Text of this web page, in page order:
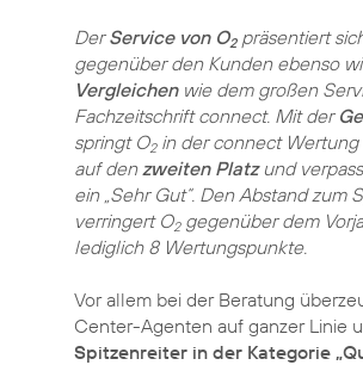
DerService von O2präsentiert
gegenüber den Kunden ebenso
Vergleichenwie dem großen
Fachzeitschrift connect. Mit der
springt O2in der connect Wertung
auf denzweiten Platzund
ein „Sehr Gut“. Den Abstand zum
verringert O2gegenüber dem
lediglich 8 Wertungspunkte.
Vor allem bei der Beratung
Center-Agenten auf ganzer Linie
Spitzenreiter in der Kategorie